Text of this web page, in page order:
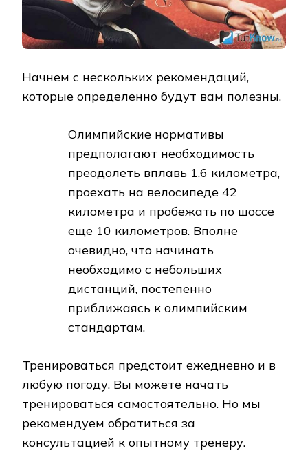
Начнем с нескольких рекомендаций,
которые определенно будут вам полезны.
Олимпийские нормативы
предполагают необходимость
преодолеть вплавь 1.6 километра,
проехать на велосипеде 42
километра и пробежать по шоссе
еще 10 километров. Вполне
очевидно, что начинать
необходимо с небольших
дистанций, постепенно
приближаясь к олимпийским
стандартам.
Тренироваться предстоит ежедневно и в
любую погоду. Вы можете начать
тренироваться самостоятельно. Но мы
рекомендуем обратиться за
консультацией к опытному тренеру.